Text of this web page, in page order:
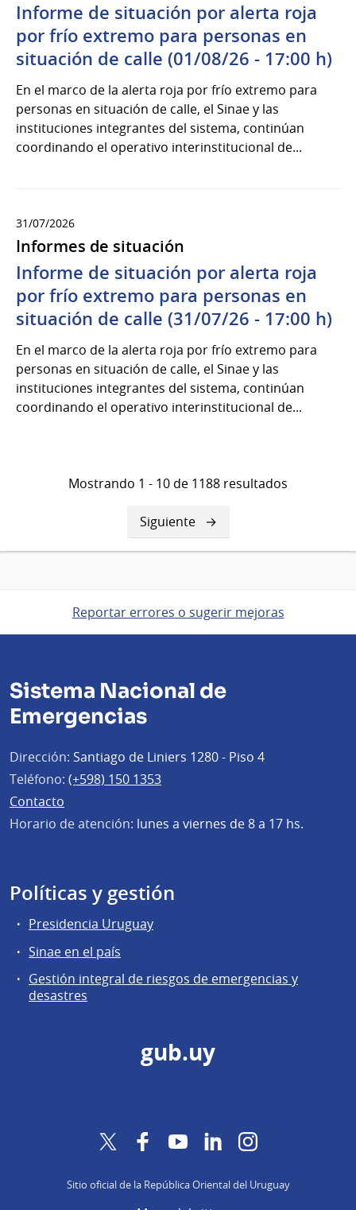
Informe de situación por alerta roja
por frío extremo para personas en
situación de calle (01/08/26 - 17:00 h)
En el marco de la alerta roja por frío extremo para
personas en situación de calle, el Sinae y las
instituciones integrantes del sistema, continúan
coordinando el operativo interinstitucional de...
31/07/2026
Informes de situación
Informe de situación por alerta roja
por frío extremo para personas en
situación de calle (31/07/26 - 17:00 h)
En el marco de la alerta roja por frío extremo para
personas en situación de calle, el Sinae y las
instituciones integrantes del sistema, continúan
coordinando el operativo interinstitucional de...
Mostrando 1 - 10 de 1188 resultados
Siguiente
página
Siguiente
Reportar errores o sugerir mejoras
Sistema Nacional de
Emergencias
Dirección: Santiago de Liniers 1280 - Piso 4
Teléfono: (+598) 150 1353
Contacto
Horario de atención: lunes a viernes de 8 a 17 hs.
Políticas y gestión
Presidencia Uruguay
Sinae en el país
Gestión integral de riesgos de emergencias y
desastres
gub.uy
Twitter FacebookYouTubeLinkedInInstagram
Sitio oficial de la República Oriental del Uruguay